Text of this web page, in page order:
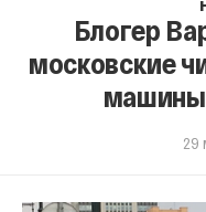
Блогер
московские
машины
29